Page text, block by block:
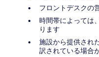
フロントデスクの
時間帯によっては
ります
施設から提供され
訳されている場合